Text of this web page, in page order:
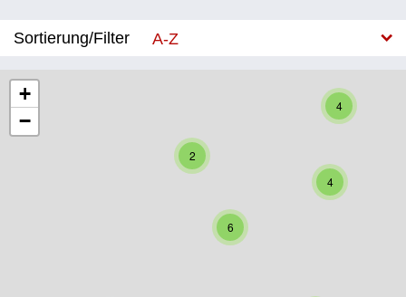
Sortierung/Filter
A-Z
Burgenland
Niederösterreich
4
2
4
6
+
−